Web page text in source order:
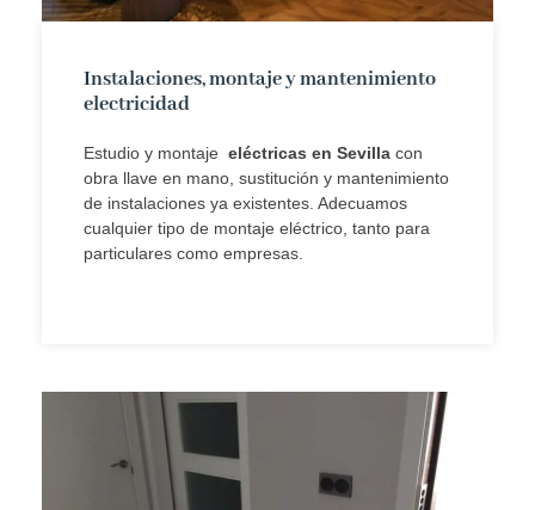
Instalaciones, montaje y mantenimiento
electricidad
Estudio y montaje eléctricas en Sevilla con
obra llave en mano, sustitución y mantenimiento
de instalaciones ya existentes. Adecuamos
cualquier tipo de montaje eléctrico, tanto para
particulares como empresas.